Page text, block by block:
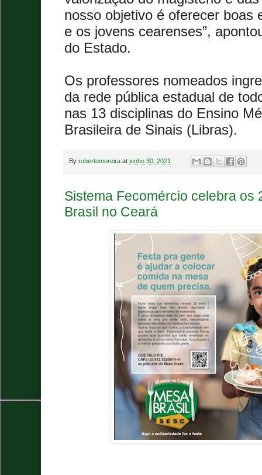
nosso objetivo é oferecer boas
e os jovens cearenses”,
do Estado.
Os professores nomeados
da rede pública estadual de
nas 13 disciplinas do Ensino
Brasileira de Sinais (Libras).
By robertomoreira at junho 30, 2021
Sistema Fecomércio celebra os
Brasil no Ceará